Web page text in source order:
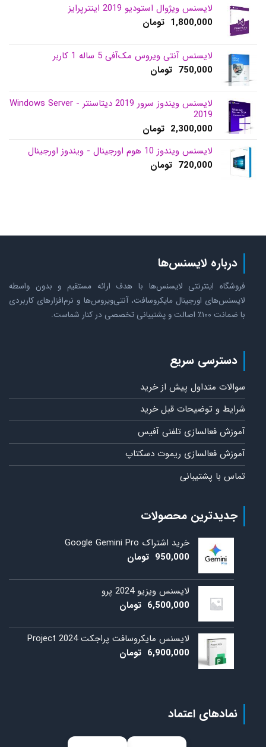
لایسنس ویژوال استودیو 2019 اینترپرایز
1,800,000 تومان
لایسنس آنتی ویروس مک‌آفی 5 ساله 1 کاربر
750,000 تومان
لایسنس ویندوز سرور 2019 دیتاسنتر - Windows Server
2019
2,300,000 تومان
لایسنس ویندوز 10 هوم اورجینال - ویندوز اورجینال
720,000 تومان
درباره لایسنس‌ها
فروشگاه اینترنتی لایسنس‌ها با هدف ارائه مستقیم و بدون واسطه
لایسنس‌های اورجینال مایکروسافت، آنتی‌ویروس‌ها و نرم‌افزارهای کاربردی
با ضمانت ۱۰۰٪ اصالت و پشتیبانی تخصصی در کنار شماست.
دسترسی سریع
سوالات متداول پیش از خرید
شرایط و توضیحات قبل خرید
آموزش فعالسازی تلفنی آفیس
آموزش فعالسازی ریموت دسکتاپ
تماس با پشتیبانی
جدیدترین محصولات
خرید اشتراک Google Gemini Pro
950,000 تومان
لایسنس ویزیو 2024 پرو
6,500,000 تومان
لایسنس مایکروسافت پراجکت 2024 Project
6,900,000 تومان
نمادهای اعتماد